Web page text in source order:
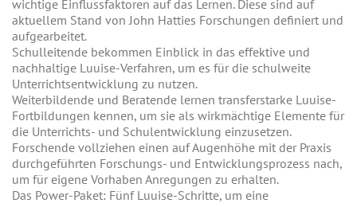
wichtige Einflussfaktoren auf das Lernen. Diese sind auf
aktuellem Stand von John Hatties Forschungen definiert und
aufgearbeitet.
Schulleitende bekommen Einblick in das effektive und
nachhaltige Luuise-Verfahren, um es für die schulweite
Unterrichtsentwicklung zu nutzen.
Weiterbildende und Beratende lernen transferstarke Luuise-
Fortbildungen kennen, um sie als wirkmächtige Elemente für
die Unterrichts- und Schulentwicklung einzusetzen.
Forschende vollziehen einen auf Augenhöhe mit der Praxis
durchgeführten Forschungs- und Entwicklungsprozess nach,
um für eigene Vorhaben Anregungen zu erhalten.
Das Power-Paket: Fünf Luuise-Schritte, um eine